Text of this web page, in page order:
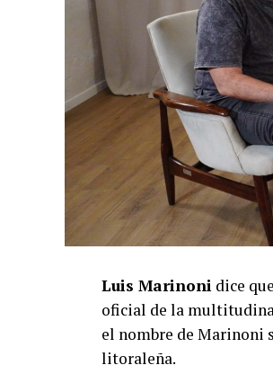
Luis Marinoni dice
oficial de la
el nombre de Marinoni
litoraleña.